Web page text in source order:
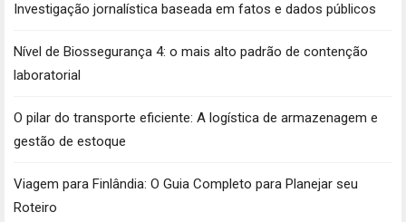
Investigação jornalística baseada em fatos e dados públicos
Nível de Biossegurança 4: o mais alto padrão de contenção
laboratorial
O pilar do transporte eficiente: A logística de armazenagem e
gestão de estoque
Viagem para Finlândia: O Guia Completo para Planejar seu
Roteiro